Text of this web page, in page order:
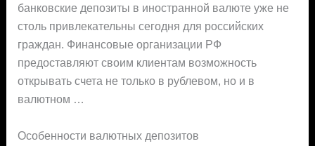
банковские депозиты в иностранной валюте уже не
столь привлекательны сегодня для российских
граждан. Финансовые организации РФ
предоставляют своим клиентам возможность
открывать счета не только в рублевом, но и в
валютном …
Особенности валютных депозитов